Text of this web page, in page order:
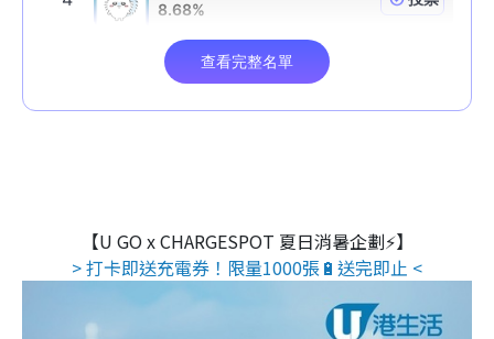
【U GO x CHARGESPOT 夏日消暑企劃⚡】
> 打卡即送充電券！限量1000張🔋送完即止 <